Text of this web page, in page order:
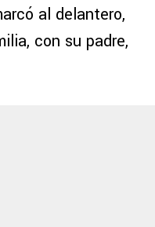
al delantero,
con su padre,